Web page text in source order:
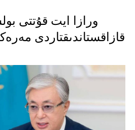
ورازا ايت قۇتتى
قازاقستاندىقتاردى